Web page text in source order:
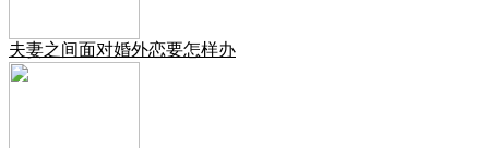
夫妻之间面对婚外恋要怎样办